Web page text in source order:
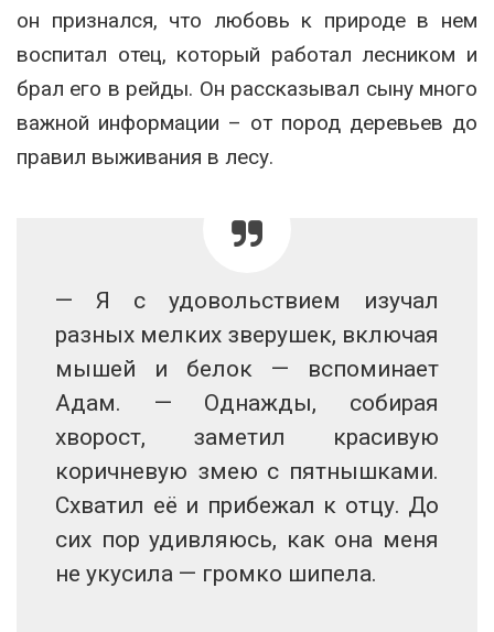
он признался, что любовь к природе в нем
воспитал отец, который работал лесником и
брал его в рейды. Он рассказывал сыну много
важной информации – от пород деревьев до
правил выживания в лесу.
— Я с удовольствием изучал
разных мелких зверушек, включая
мышей и белок — вспоминает
Адам. — Однажды, собирая
хворост, заметил красивую
коричневую змею с пятнышками.
Схватил её и прибежал к отцу. До
сих пор удивляюсь, как она меня
не укусила — громко шипела.